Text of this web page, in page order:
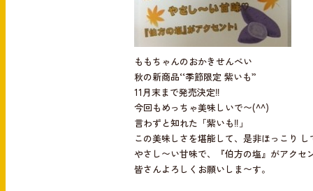
ももちゃんのおかきせんべい
秋の新商品‘‘季節限定 紫いも”
11月末まで発売決定‼︎
今回もめっちゃ美味しいで〜(^^)
言わずと知れた「紫いも‼︎」
この美味しさを堪能して、是非ほっこり し
やさし〜い甘味で、『伯方の塩』がアクセ
皆さんよろしくお願いしま〜す。